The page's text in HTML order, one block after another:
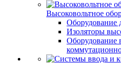
Высоковольтное
Оборудование
Изоляторы
Оборудование